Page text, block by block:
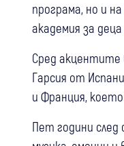
програма, но и
академия за
Сред
Гарсия от
и Франция,
Пет години след